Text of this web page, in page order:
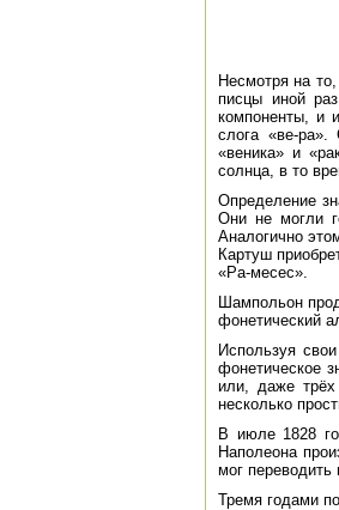
Несмотря на
писцы иной
компоненты, и
слога «ве-ра».
«веника» и
солнца, в то
Определение
Они не могли
Аналогично
Картуш
«Ра-месес».
Шампольон
фонетический
Используя
фонетическое
или, даже трёх
несколько
В июле 1828
Наполеона
мог переводить
Тремя годами